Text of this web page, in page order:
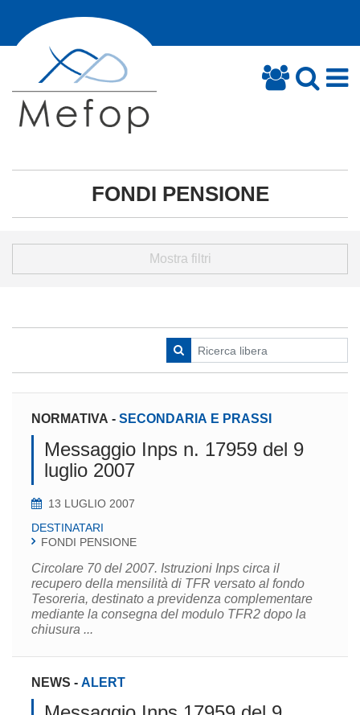
FONDI PENSIONE
Mostra filtri
NORMATIVA - SECONDARIA E PRASSI
Messaggio Inps n. 17959 del 9
luglio 2007
13 LUGLIO 2007
DESTINATARI
FONDI PENSIONE
Circolare 70 del 2007. Istruzioni Inps circa il
recupero della mensilità di TFR versato al fondo
Tesoreria, destinato a previdenza complementare
mediante la consegna del modulo TFR2 dopo la
chiusura ...
NEWS - ALERT